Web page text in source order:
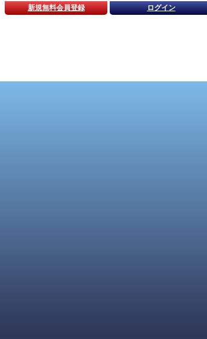
新規無料会員登録 ログイン